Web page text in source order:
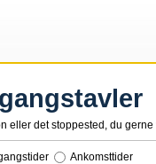
eller det stoppested, du
Ankomsttider